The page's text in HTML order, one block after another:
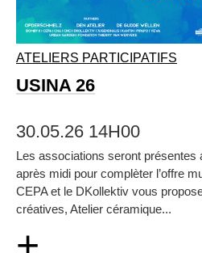
ATELIERS PARTICIPATIFS
USINA 26
30.05.26 14H00
Les associations seront présentes
après midi pour complèter l’offre
CEPA et le DKollektiv vous
créatives, Atelier céramique...